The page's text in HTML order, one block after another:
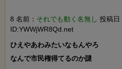
8 名前： それでも動く名無し 投稿日
ID:YWWjWR8Qd.net
ひえやあわみたいなもんやろ
なんで市民権得てるのか謎